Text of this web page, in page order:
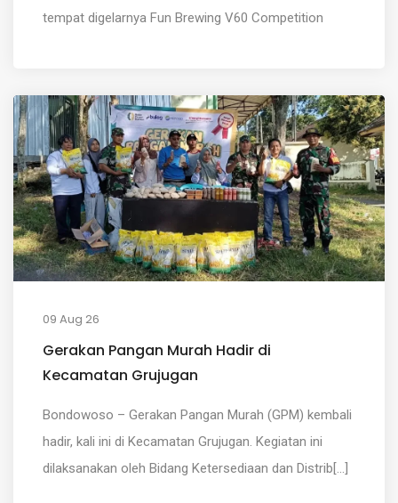
tempat digelarnya Fun Brewing V60 Competition
09 Aug 26
Gerakan Pangan Murah Hadir di
Kecamatan Grujugan
Bondowoso – Gerakan Pangan Murah (GPM) kembali
hadir, kali ini di Kecamatan Grujugan. Kegiatan ini
dilaksanakan oleh Bidang Ketersediaan dan Distrib[...]